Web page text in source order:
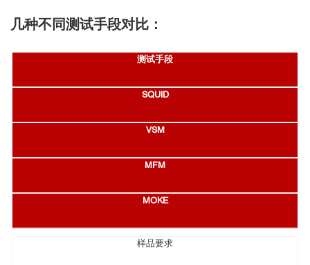
几种不同测试手段对比：
测试手段
SQUID
VSM
MFM
MOKE
样品要求